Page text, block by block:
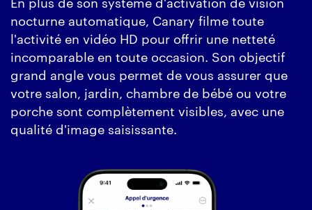
nocturne automatique, Canary filme toute
l'activité en vidéo HD pour offrir une netteté
incomparable en toute occasion. Son objectif
grand angle vous permet de vous assurer que
votre salon, jardin, chambre de bébé ou votre
porche sont complètement visibles, avec une
qualité d'image saisissante.